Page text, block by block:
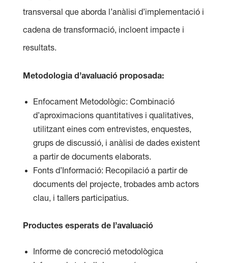
transversal que aborda l’anàlisi d’implementació i
cadena de transformació, incloent impacte i
resultats.
Metodologia d’avaluació proposada:
Enfocament Metodològic: Combinació
d’aproximacions quantitatives i qualitatives,
utilitzant eines com entrevistes, enquestes,
grups de discussió, i anàlisi de dades existent
a partir de documents elaborats.
Fonts d’Informació: Recopilació a partir de
documents del projecte, trobades amb actors
clau, i tallers participatius.
Productes esperats de l’avaluació
Informe de concreció metodològica